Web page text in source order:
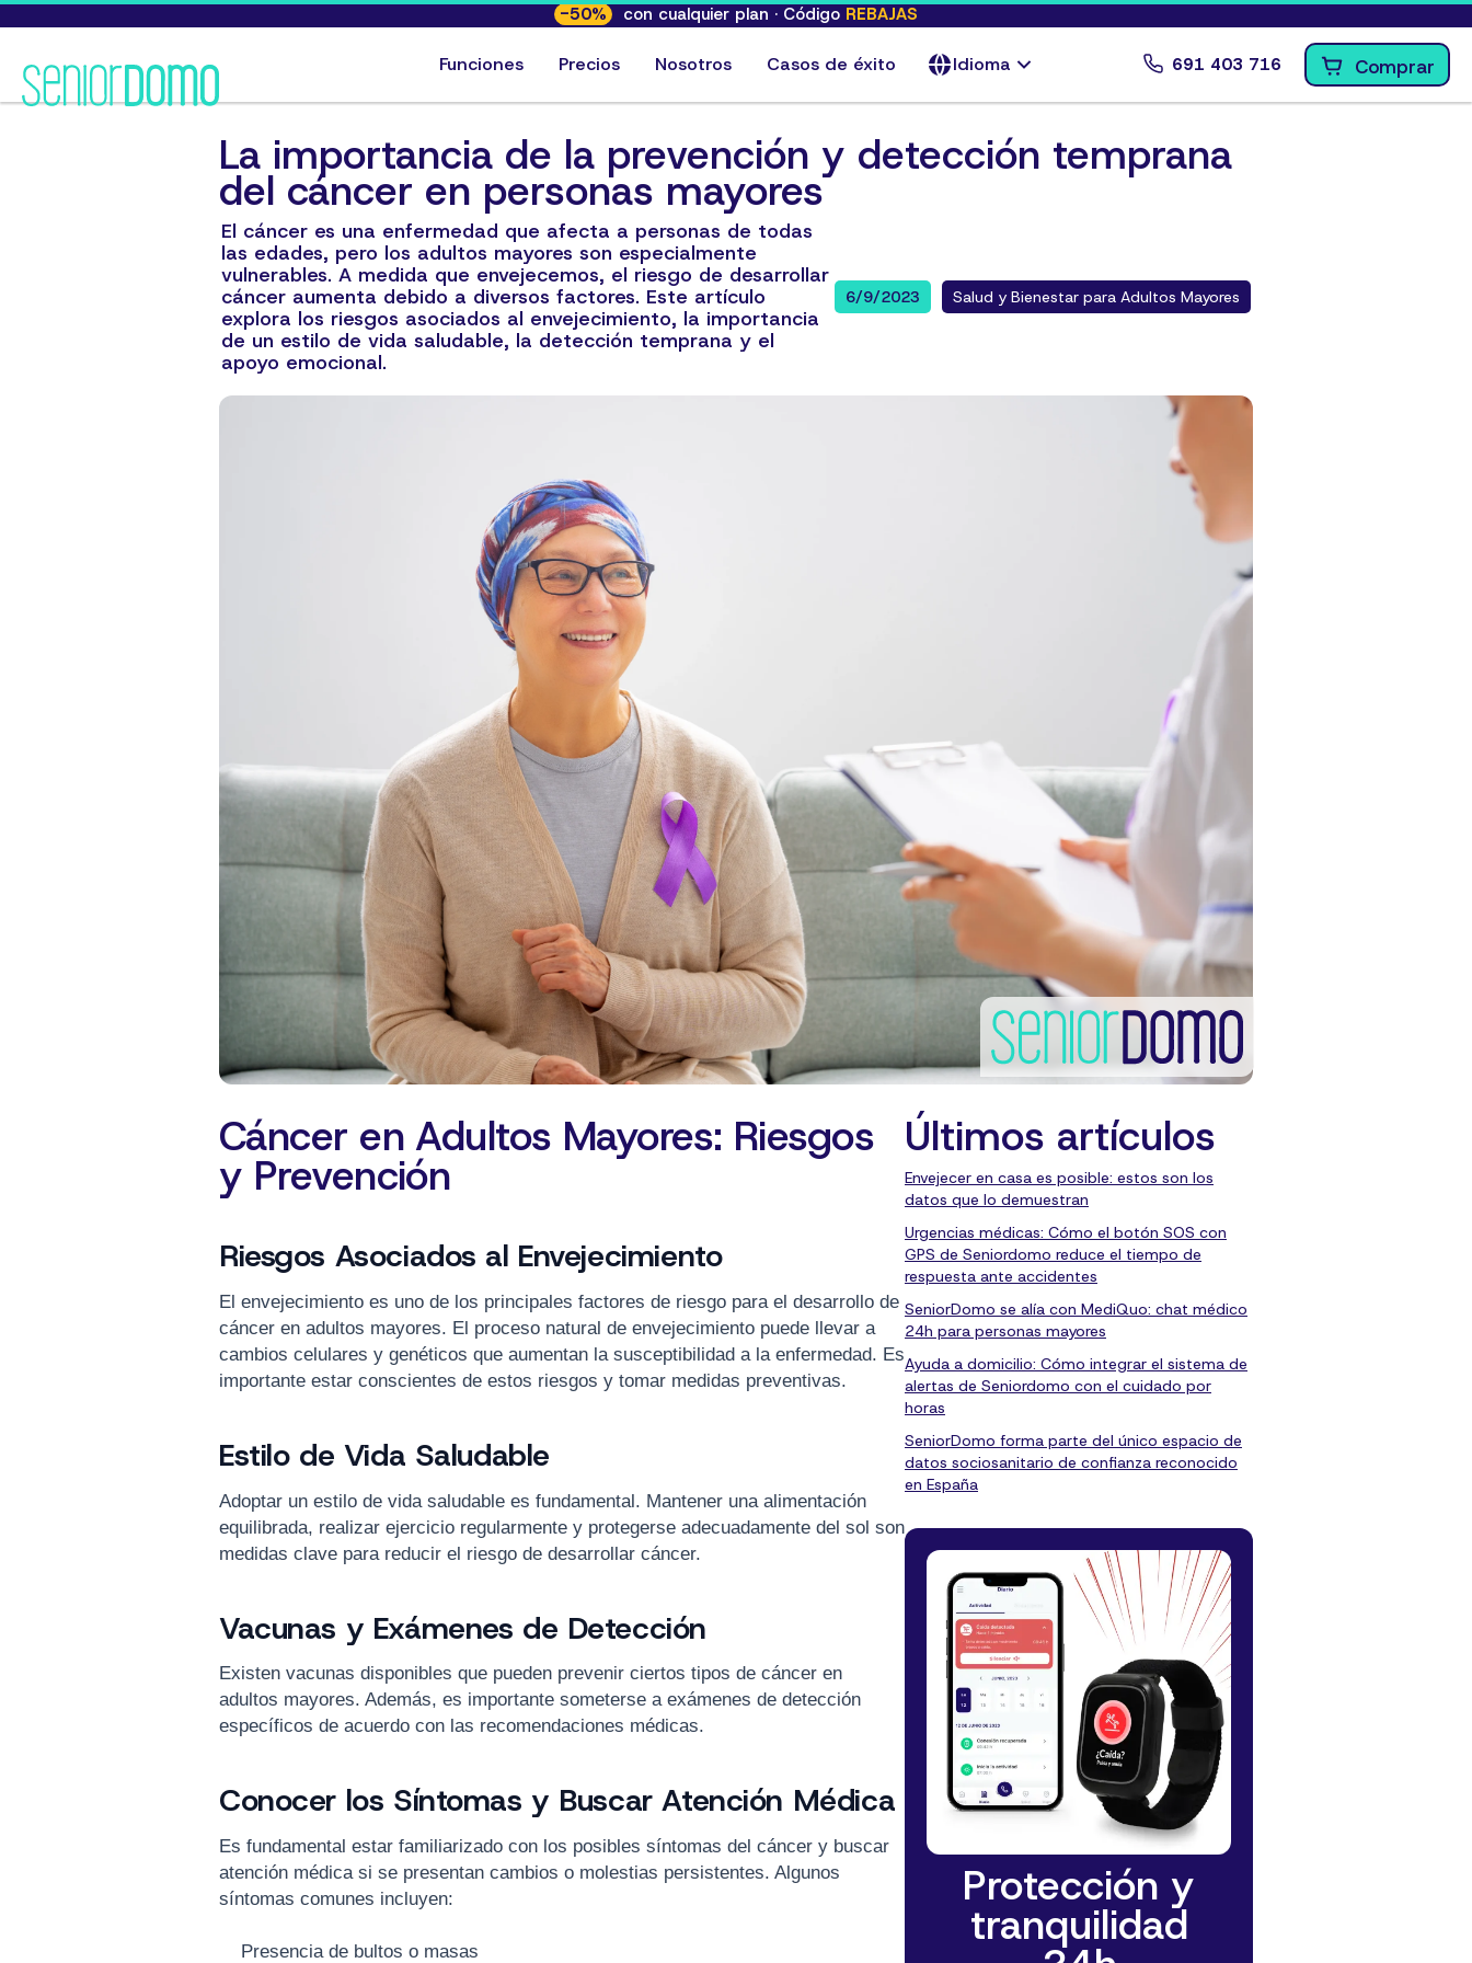
-50% con cualquier plan · Código REBAJAS
Funciones Precios Nosotros Casos de éxito Idioma 691 403 716 Comprar
La importancia de la prevención y detección temprana
del cáncer en personas mayores
El cáncer es una enfermedad que afecta a personas de todas
las edades, pero los adultos mayores son especialmente
vulnerables. A medida que envejecemos, el riesgo de desarrollar
cáncer aumenta debido a diversos factores. Este artículo
explora los riesgos asociados al envejecimiento, la importancia
de un estilo de vida saludable, la detección temprana y el
apoyo emocional.
6/9/2023 Salud y Bienestar para Adultos Mayores
Cáncer en Adultos Mayores: Riesgos
y Prevención
Riesgos Asociados al Envejecimiento
El envejecimiento es uno de los principales factores de riesgo para el desarrollo de
cáncer en adultos mayores. El proceso natural de envejecimiento puede llevar a
cambios celulares y genéticos que aumentan la susceptibilidad a la enfermedad. Es
importante estar conscientes de estos riesgos y tomar medidas preventivas.
Estilo de Vida Saludable
Adoptar un estilo de vida saludable es fundamental. Mantener una alimentación
equilibrada, realizar ejercicio regularmente y protegerse adecuadamente del sol son
medidas clave para reducir el riesgo de desarrollar cáncer.
Vacunas y Exámenes de Detección
Existen vacunas disponibles que pueden prevenir ciertos tipos de cáncer en
adultos mayores. Además, es importante someterse a exámenes de detección
específicos de acuerdo con las recomendaciones médicas.
Conocer los Síntomas y Buscar Atención Médica
Es fundamental estar familiarizado con los posibles síntomas del cáncer y buscar
atención médica si se presentan cambios o molestias persistentes. Algunos
síntomas comunes incluyen:
Presencia de bultos o masas
Últimos artículos
Envejecer en casa es posible: estos son los
datos que lo demuestran
Urgencias médicas: Cómo el botón SOS con
GPS de Seniordomo reduce el tiempo de
respuesta ante accidentes
SeniorDomo se alía con MediQuo: chat médico
24h para personas mayores
Ayuda a domicilio: Cómo integrar el sistema de
alertas de Seniordomo con el cuidado por
horas
SeniorDomo forma parte del único espacio de
datos sociosanitario de confianza reconocido
en España
Protección y
tranquilidad